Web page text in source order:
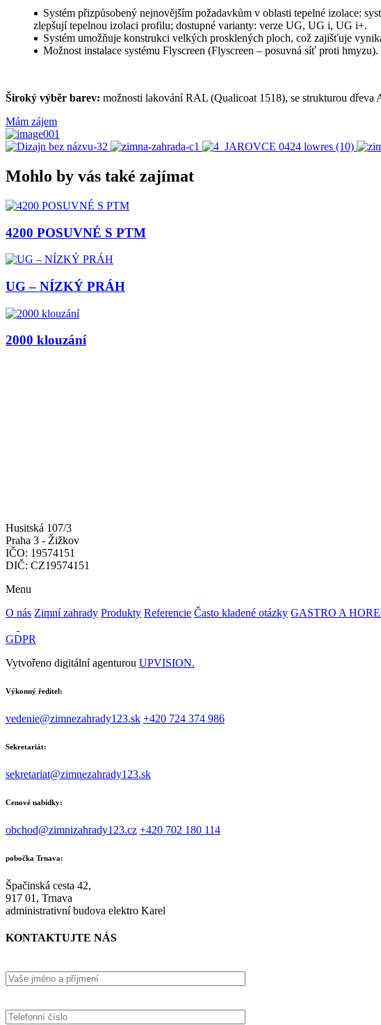
Systém přizpůsobený nejnovějším požadavkům v oblasti tepelné izolace:
zlepšují tepelnou izolaci profilu; dostupné varianty: verze UG, UG i, UG i+.
Systém umožňuje konstrukci velkých prosklených ploch, což zajišťuje
Možnost instalace systému Flyscreen (Flyscreen – posuvná síť proti hmyzu).
Široký výběr barev: možnosti lakování RAL (Qualicoat 1518), se strukturou
Mám zájem
Mohlo by vás také zajímat
4200 POSUVNÉ S PTM
UG – NÍZKÝ PRÁH
2000 klouzání
Husitská 107/3
Praha 3 - Žižkov
IČO: 19574151
DIČ: CZ19574151
Menu
O nás Zimní zahrady Produkty Referencie Často kladené otázky GASTRO A
GDPR
Vytvořeno digitální agenturou UPVISION.
Výkonný ředitel:
vedenie@zimnezahrady123.sk +420 724 374 986
Sekretariát:
sekretariat@zimnezahrady123.sk
Cenové nabídky:
obchod@zimnizahrady123.cz +420 702 180 114
pobočka Trnava:
Špačinská cesta 42,
917 01, Trnava
administrativní budova elektro Karel
KONTAKTUJTE NÁS